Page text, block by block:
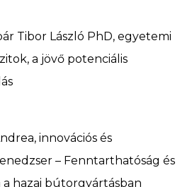
Tibor László PhD, egyetemi
a jövő potenciális
innovációs és
– Fenntarthatóság és
a hazai bútorgyártásban